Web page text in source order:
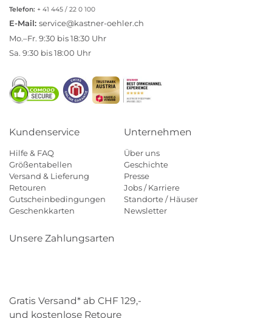
Telefon: + 41 445 / 22 0 100
E-Mail: service@kastner-oehler.ch
Mo.–Fr. 9:30 bis 18:30 Uhr
Sa. 9:30 bis 18:00 Uhr
Kundenservice
Hilfe & FAQ
Größentabellen
Versand & Lieferung
Retouren
Gutscheinbedingungen
Geschenkkarten
Unternehmen
Über uns
Geschichte
Presse
Jobs / Karriere
Standorte / Häuser
Newsletter
Unsere Zahlungsarten
Gratis Versand* ab CHF 129,-
und kostenlose Retoure